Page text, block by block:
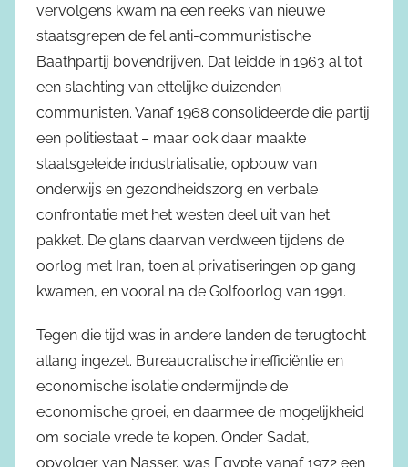
vervolgens kwam na een reeks van nieuwe
staatsgrepen de fel anti-communistische
Baathpartij bovendrijven. Dat leidde in 1963 al tot
een slachting van ettelijke duizenden
communisten. Vanaf 1968 consolideerde die partij
een politiestaat – maar ook daar maakte
staatsgeleide industrialisatie, opbouw van
onderwijs en gezondheidszorg en verbale
confrontatie met het westen deel uit van het
pakket. De glans daarvan verdween tijdens de
oorlog met Iran, toen al privatiseringen op gang
kwamen, en vooral na de Golfoorlog van 1991.
Tegen die tijd was in andere landen de terugtocht
allang ingezet. Bureaucratische inefficiëntie en
economische isolatie ondermijnde de
economische groei, en daarmee de mogelijkheid
om sociale vrede te kopen. Onder Sadat,
opvolger van Nasser, was Egypte vanaf 1972 een